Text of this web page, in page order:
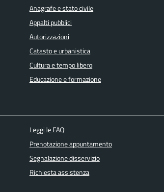
Anagrafe e stato civile
Appalti pubblici
Autorizzazioni
Catasto e urbanistica
Cultura e tempo libero
Educazione e formazione
Leggi le FAQ
Prenotazione appuntamento
Segnalazione disservizio
Richiesta assistenza